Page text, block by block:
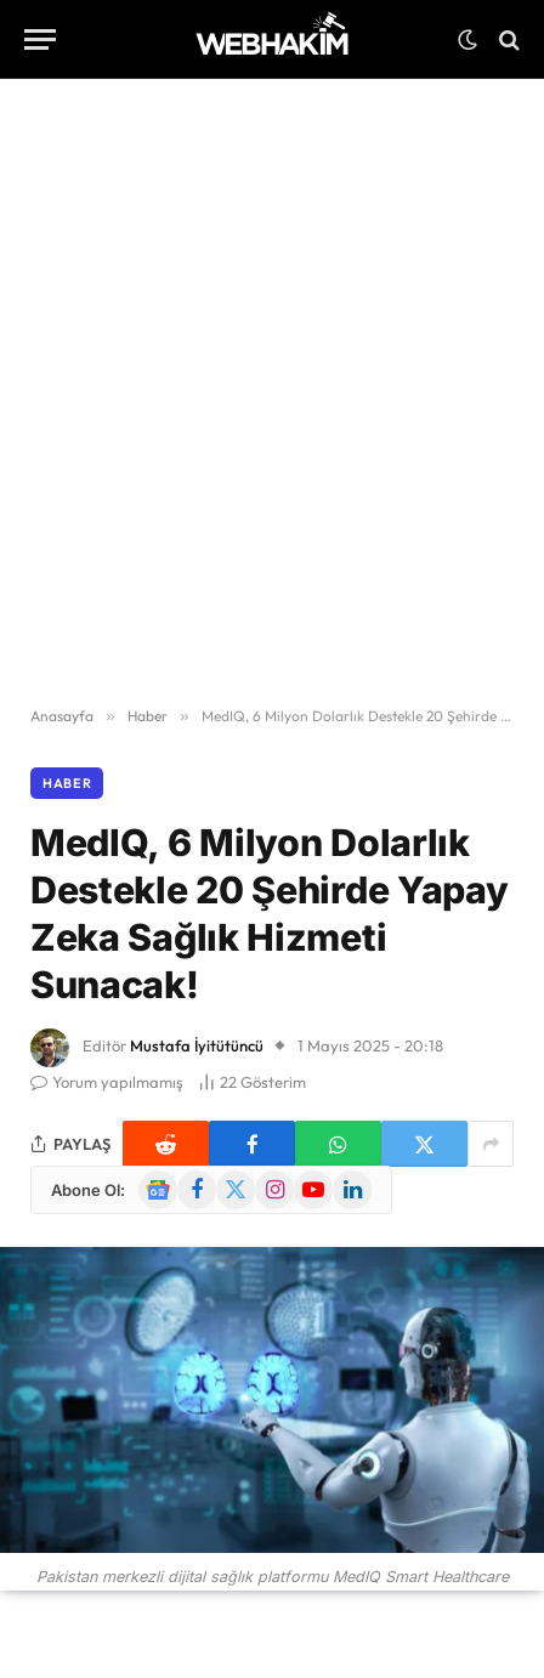
Anasayfa » Haber » MedIQ, 6 Milyon Dolarlık Destekle 20 Şehirde Yapay Zeka Sağlık Hizmeti Sunacak!
HABER
MedIQ, 6 Milyon Dolarlık
Destekle 20 Şehirde Yapay
Zeka Sağlık Hizmeti
Sunacak!
Editör Mustafa İyitütüncü
1 Mayıs 2025 - 20:18
Yorum yapılmamış
22Gösterim
PAYLAŞ
Abone Ol:
GoogleFacebook
X
InstagramYouTubeLinkedIn
Pakistan merkezli dijital sağlık platformu MedIQ Smart Healthcare